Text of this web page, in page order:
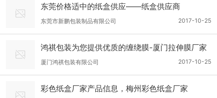
东莞价格适中的纸盒供应——纸盒供应商
2017-10-25
东莞市新鹏包装制品有限公司
鸿祺包装为您提供优质的缠绕膜-厦门拉伸膜厂家
2017-10-25
厦门鸿祺包装有限公司
彩色纸盒厂家产品信息，梅州彩色纸盒厂家